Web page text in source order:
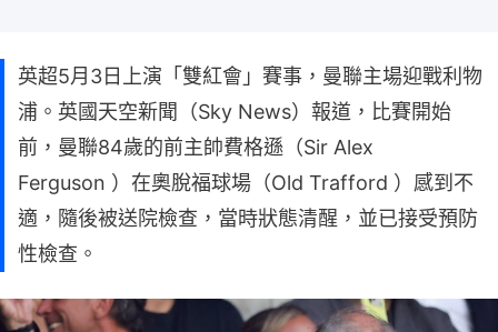
英超5月3日上演「雙紅會」賽事，曼聯主場迎戰利物
浦。英國天空新聞（Sky News）報道，比賽開始
前，曼聯84歲的前主帥費格遜（Sir Alex
Ferguson ）在奧脫福球場（Old Trafford ）感到不
適，隨後被送院檢查，當時狀態清醒，並已接受預防
性檢查。